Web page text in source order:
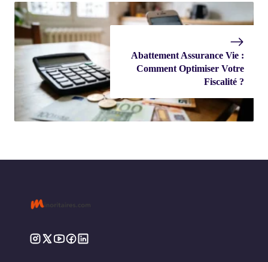
Abattement Assurance Vie :
Comment Optimiser Votre
Fiscalité ?